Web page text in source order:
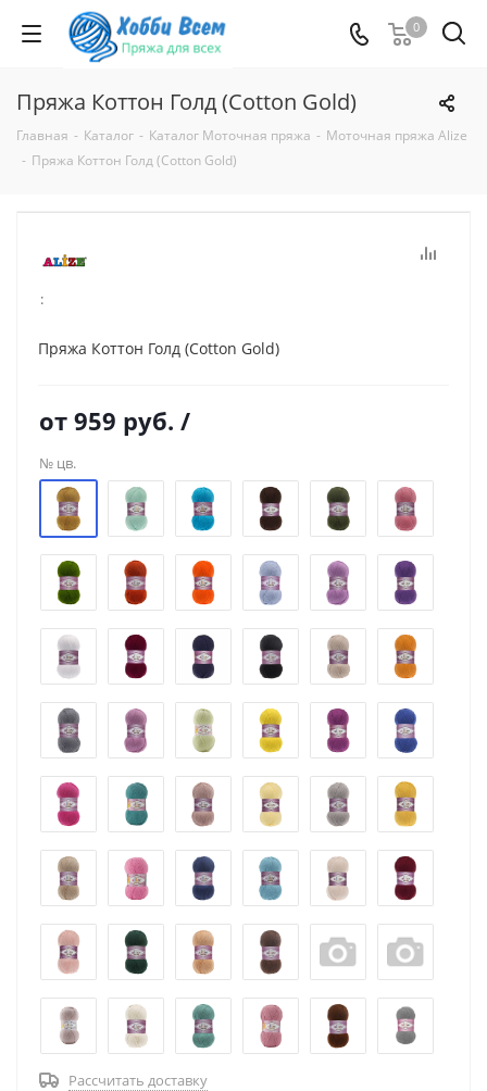
0
Пряжа Коттон Голд (Cotton Gold)
Главная - Каталог - Каталог Моточная пряжа - Моточная пряжа Alize
- Пряжа Коттон Голд (Cotton Gold)
:
Пряжа Коттон Голд (Cotton Gold)
от 959 руб. /
№ цв.
Рассчитать доставку